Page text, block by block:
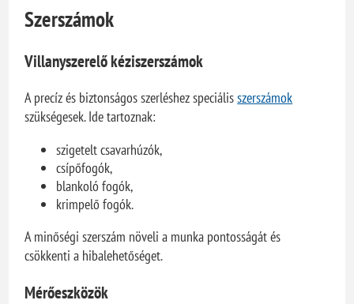
Szerszámok
Villanyszerelő kéziszerszámok
A precíz és biztonságos szerléshez speciálisszerszámok
szükségesek. Ide tartoznak:
szigetelt csavarhúzók,
csípőfogók,
blankoló fogók,
krimpelő fogók.
A minőségi szerszám növeli a munka pontosságát és
csökkenti a hibalehetőséget.
Mérőeszközök